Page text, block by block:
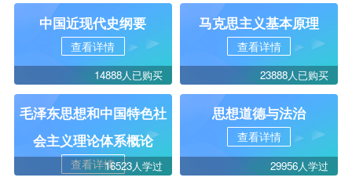
中国近现代史纲要
查看详情
14888人已购买
马克思主义基本原理
查看详情
23888人已购买
毛泽东思想和中国特色社
会主义理论体系概论
查看详情16523人学过
思想道德与法治
查看详情
29956人学过